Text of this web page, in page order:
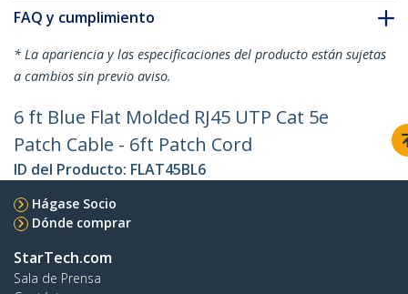
FAQ y cumplimiento
* La apariencia y las especificaciones del producto están sujetas
a cambios sin previo aviso.
6 ft Blue Flat Molded RJ45 UTP Cat 5e
Patch Cable - 6ft Patch Cord
ID del Producto: FLAT45BL6
Hágase Socio
Dónde comprar
StarTech.com
Sala de Prensa